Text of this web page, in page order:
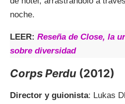
noche.
LEER: Reseña de Close, la
sobre diversidad
Corps Perdu (2012)
Director y guionista: Lukas